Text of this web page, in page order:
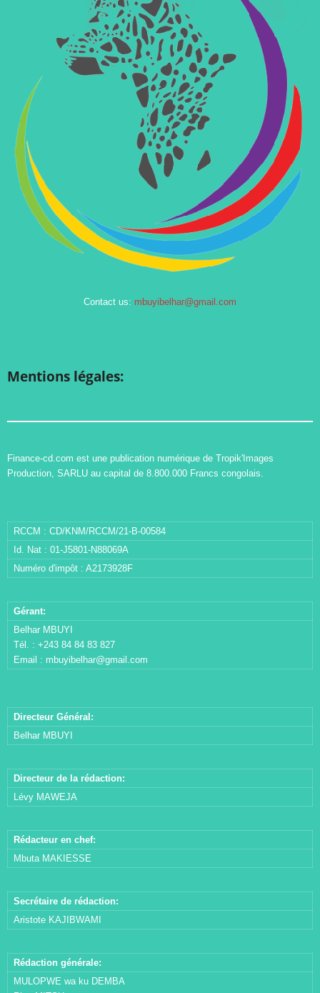
Contact us: mbuyibelhar@gmail.com
Mentions légales:
Finance-cd.com est une publication numérique de Tropik'Images
Production, SARLU au capital de 8.800.000 Francs congolais.
RCCM : CD/KNM/RCCM/21-B-00584
Id. Nat : 01-J5801-N88069A
Numéro d'impôt : A2173928F
Gérant:
Belhar MBUYI
Tél. : +243 84 84 83 827
Email : mbuyibelhar@gmail.com
Directeur Général:
Belhar MBUYI
Directeur de la rédaction:
Lévy MAWEJA
Rédacteur en chef:
Mbuta MAKIESSE
Secrétaire de rédaction:
Aristote KAJIBWAMI
Rédaction générale:
MULOPWE wa ku DEMBA